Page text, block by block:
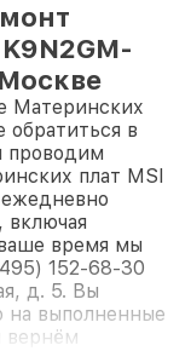
Материнских
в
проводим
плат MSI
включая
время мы
152-68-30
д. 5. Вы
на выполненные
вернём